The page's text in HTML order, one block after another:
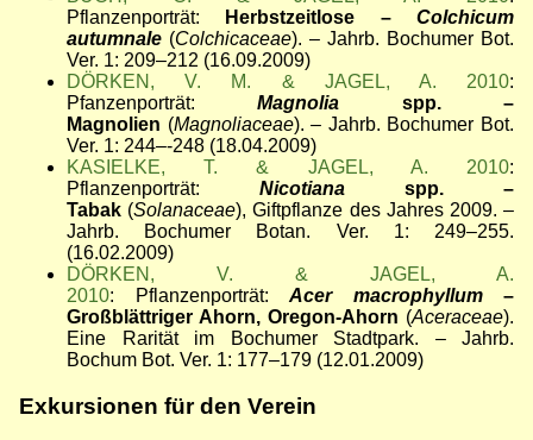
Pflanzenporträt:
Herbstzeitlose –Colchicum
autumnale (Colchicaceae). – Jahrb. Bochumer Bot.
Ver. 1: 209–212 (16.09.2009)
DÖRKEN, V. M. & JAGEL, A. 2010:
Pfanzenporträt:Magnolia spp. –
Magnolien (Magnoliaceae). – Jahrb. Bochumer Bot.
Ver. 1: 244–-248 (18.04.2009)
KASIELKE, T. & JAGEL, A. 2010:
Pflanzenporträt: Nicotiana spp. –
Tabak (Solanaceae), Giftpflanze des Jahres 2009. –
Jahrb. Bochumer Botan. Ver. 1: 249–255.
(16.02.2009)
DÖRKEN, V. & JAGEL, A.
2010: Pflanzenporträt: Acer macrophyllum–
Großblättriger Ahorn, Oregon-Ahorn (Aceraceae).
Eine Rarität im Bochumer Stadtpark. – Jahrb.
Bochum Bot. Ver. 1: 177–179 (12.01.2009)
Exkursionen für den Verein